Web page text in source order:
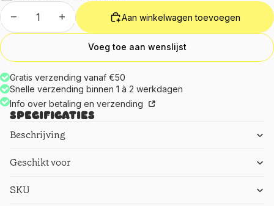
Aantal verlagenAantal verhogenAan winkelwagen toevoegen
Voeg toe aan wenslijst
Gratis verzending vanaf €50
Snelle verzending binnen 1 à 2 werkdagen
Info over betaling en verzending
Specificaties
Beschrijving
Geschikt voor
SKU